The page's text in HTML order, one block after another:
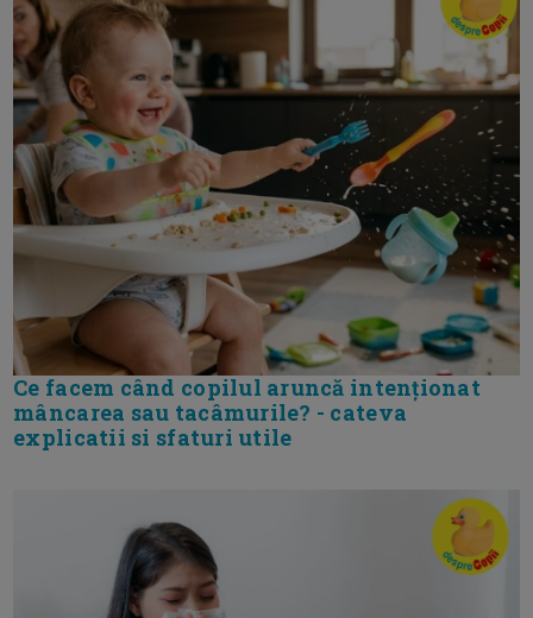
Ce facem când copilul aruncă intenționat
mâncarea sau tacâmurile? - cateva
explicatii si sfaturi utile